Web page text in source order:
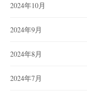
2024年10月
2024年9月
2024年8月
2024年7月